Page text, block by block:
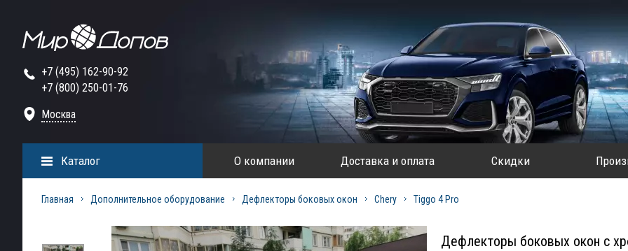
+7 (495) 162-90-92
+7 (800) 250-01-76
Москва
О компании Доставка и оплата Скидки
Каталог
Главная Дополнительное оборудование Дефлекторы боковых окон Chery Tiggo 4 Pro
Дефлекторы боковых окон с